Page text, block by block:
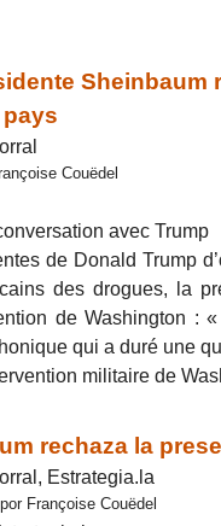
Couëdel
avec Trump
de Donald Trump
des drogues, la
de Washington :
qui a duré une
militaire de
rechaza la
Estrategia.la
Françoise Couëdel